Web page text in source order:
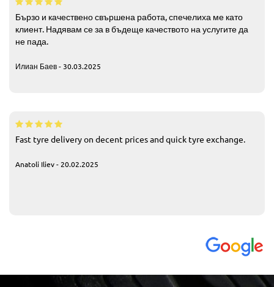
Бързо и качествено свършена работа, спечелиха ме като
клиент. Надявам се за в бъдеще качеството на услугите да
не пада.
Илиан Баев - 30.03.2025
Fast tyre delivery on decent prices and quick tyre exchange.
Anatoli Iliev - 20.02.2025